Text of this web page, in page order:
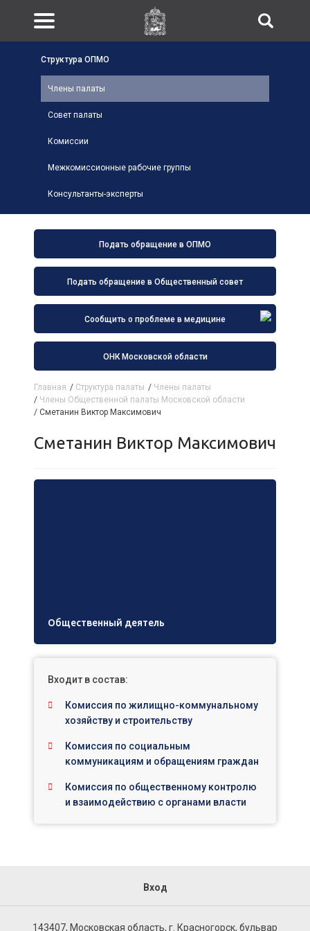
Подать обращение в ОПМО
Подать обращение в Общественный совет
Сообщить о проблеме в медицине
ОНК Московской области
Структура ОПМО
Члены палаты
Совет палаты
Комиссии
Межкомиссионные рабочие группы
Консультанты-эксперты
Главная / Структура палаты / Члены палаты
/ Члены Общественной палаты Московской области
/ Сметанин Виктор Максимович
Сметанин Виктор Максимович
Общественный деятель
Входит в состав:
Комиссия по жилищно-коммунальному
хозяйству и строительству
Комиссия по социальным
коммуникациям и обращениям граждан
Комиссия по общественному контролю
и взаимодействию с органами власти
Вход
143407, Московская область, г. Красногорск, бульвар